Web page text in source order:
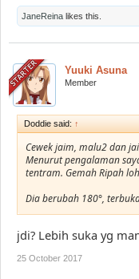
JaneReina likes this.
Yuuki Asuna
Member
Doddie said: ↑
Cewek jaim, malu2 dan
Menurut pengalaman
tentram. Gemah Ripah
Dia berubah 180°,
jdi? Lebih suka yg
25 October 2017